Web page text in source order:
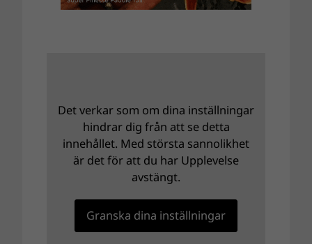
Det verkar som om dina inställningar
hindrar dig från att se detta
innehållet. Med största sannolikhet
är det för att du har Upplevelse
avstängt.
Granska dina inställningar